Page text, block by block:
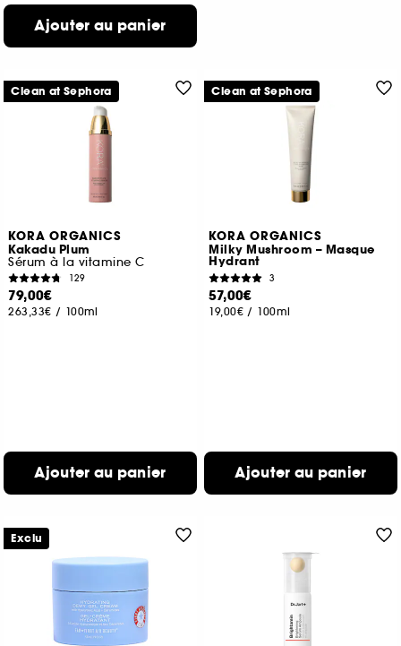
Ajouter au panier
KORA ORGANICS
Kakadu Plum
Sérum à la vitamine C
129
79,00€
263,33€ / 100ml
Ajouter au panier
Clean at Sephora
KORA ORGANICS
Milky Mushroom – Masque
Hydrant
3
57,00€
19,00€ / 100ml
Ajouter au panier
Clean at Sephora
Exclu